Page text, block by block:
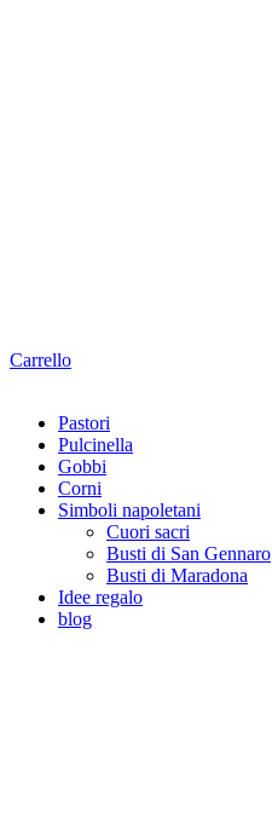
Carrello
Pastori
Pulcinella
Gobbi
Corni
Simboli napoletani
Cuori sacri
Busti di San Gennaro
Busti di Maradona
Idee regalo
blog